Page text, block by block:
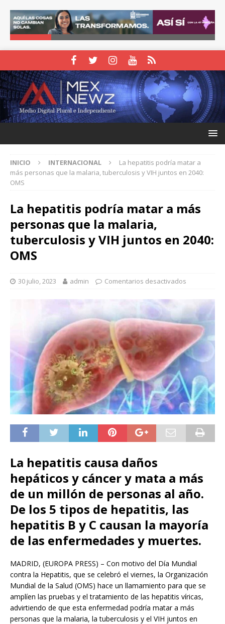
INICIO INTERNACIONAL
La hepatitis podría matar a
más personas que la malaria, tuberculosis y VIH juntos en 2040:
OMS
La hepatitis podría matar a más
personas que la malaria,
tuberculosis y VIH juntos en 2040:
OMS
30 julio, 2023 admin Comentarios desactivados
La hepatitis causa daños
hepáticos y cáncer y mata a más
de un millón de personas al año.
De los 5 tipos de hepatitis, las
hepatitis B y C causan la mayoría
de las enfermedades y muertes.
MADRID, (EUROPA PRESS) – Con motivo del Día Mundial
contra la Hepatitis, que se celebró el viernes, la Organización
Mundial de la Salud (OMS) hace un llamamiento para que se
amplíen las pruebas y el tratamiento de las hepatitis víricas,
advirtiendo de que esta enfermedad podría matar a más
personas que la malaria, la tuberculosis y el VIH juntos en